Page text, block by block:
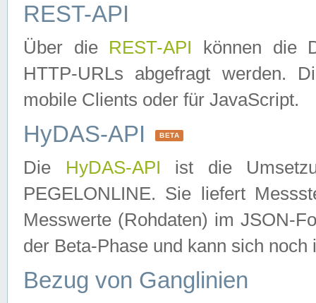
REST-API
Über die REST-API können die
HTTP-URLs abgefragt werden.
mobile Clients oder für JavaScript.
HyDAS-API BETA
Die HyDAS-API ist die
PEGELONLINE. Sie liefert
Messwerte (Rohdaten) im JSON-
der Beta-Phase und kann sich noch
Bezug von Ganglinien